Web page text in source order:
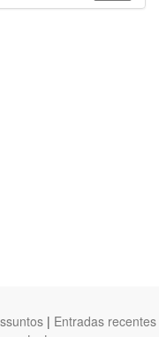
| Entradas recentes